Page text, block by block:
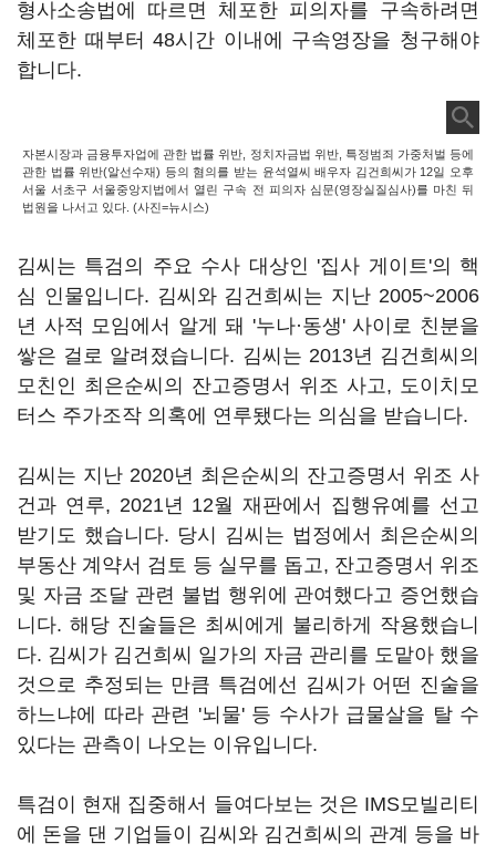
형사소송법에 따르면 체포한 피의자를 구속하려면
체포한 때부터 48시간 이내에 구속영장을 청구해야
합니다.
자본시장과 금융투자업에 관한 법률 위반, 정치자금법 위반, 특정범죄 가중처벌 등에
관한 법률 위반(알선수재) 등의 혐의를 받는 윤석열씨 배우자 김건희씨가 12일 오후
서울 서초구 서울중앙지법에서 열린 구속 전 피의자 심문(영장실질심사)를 마친 뒤
법원을 나서고 있다. (사진=뉴시스)
김씨는 특검의 주요 수사 대상인 '집사 게이트'의 핵
심 인물입니다. 김씨와 김건희씨는 지난 2005~2006
년 사적 모임에서 알게 돼 '누나·동생' 사이로 친분을
쌓은 걸로 알려졌습니다. 김씨는 2013년 김건희씨의
모친인 최은순씨의 잔고증명서 위조 사고, 도이치모
터스 주가조작 의혹에 연루됐다는 의심을 받습니다.
김씨는 지난 2020년 최은순씨의 잔고증명서 위조 사
건과 연루, 2021년 12월 재판에서 집행유예를 선고
받기도 했습니다. 당시 김씨는 법정에서 최은순씨의
부동산 계약서 검토 등 실무를 돕고, 잔고증명서 위조
및 자금 조달 관련 불법 행위에 관여했다고 증언했습
니다. 해당 진술들은 최씨에게 불리하게 작용했습니
다. 김씨가 김건희씨 일가의 자금 관리를 도맡아 했을
것으로 추정되는 만큼 특검에선 김씨가 어떤 진술을
하느냐에 따라 관련 '뇌물' 등 수사가 급물살을 탈 수
있다는 관측이 나오는 이유입니다.
특검이 현재 집중해서 들여다보는 것은 IMS모빌리티
에 돈을 댄 기업들이 김씨와 김건희씨의 관계 등을 바